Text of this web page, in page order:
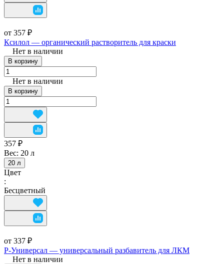
от 357 ₽
Ксилол — органический растворитель для краски
Нет в наличии
В корзину
Нет в наличии
В корзину
357 ₽
Вес: 20 л
20 л
Цвет
:
Бесцветный
от 337 ₽
Р-Универсал — универсальный разбавитель для ЛКМ
Нет в наличии